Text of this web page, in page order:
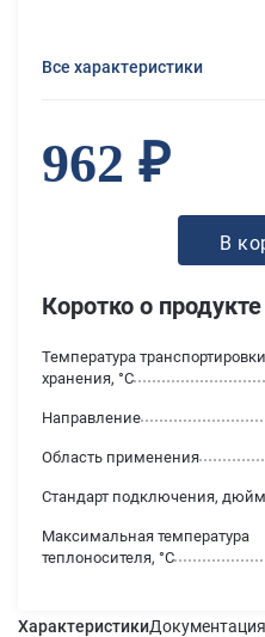
Коротко о продукте
Максимальная температура
теплоносителя, °С
Температура
хранения, °С
Направление
Область применения
Стандарт подключения, дюйм
Все характеристики
962 ₽
В
ХарактеристикиДокументация